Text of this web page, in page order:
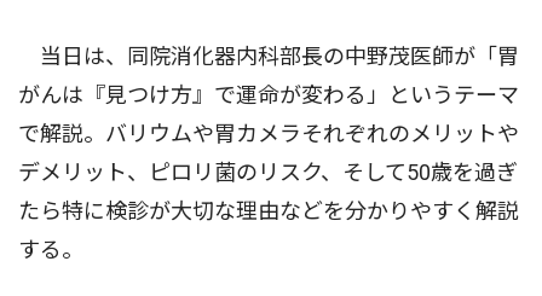
当日は、同院消化器内科部長の中野茂医師が「胃
がんは『見つけ方』で運命が変わる」というテーマ
で解説。バリウムや胃カメラそれぞれのメリットや
デメリット、ピロリ菌のリスク、そして50歳を過ぎ
たら特に検診が大切な理由などを分かりやすく解説
する。